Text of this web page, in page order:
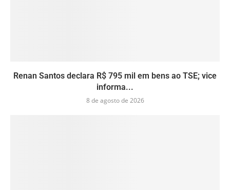
Renan Santos declara R$ 795 mil em bens ao TSE; vice
informa...
8 de agosto de 2026